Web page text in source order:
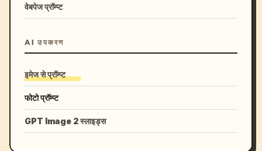
वेबपेज प्रॉम्प्ट
AI उपकरण
इमेज से प्रॉम्प्ट
फोटो प्रॉम्प्ट
GPT Image 2 स्लाइड्स